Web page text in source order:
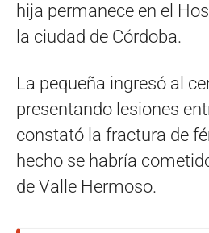
hija permanece en el
la ciudad de Córdoba.
La pequeña ingresó al
presentando lesiones
constató la fractura de
hecho se habría
de Valle Hermoso.